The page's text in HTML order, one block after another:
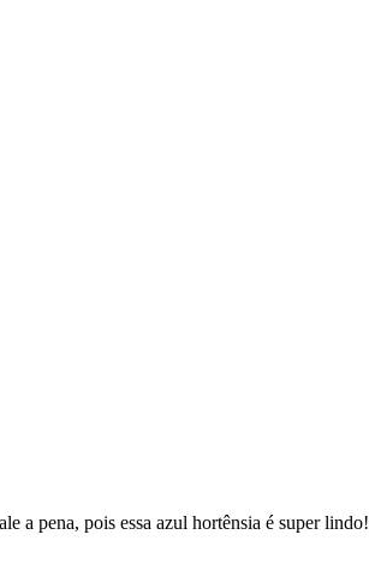
a pena, pois essa azul hortênsia é super lindo!